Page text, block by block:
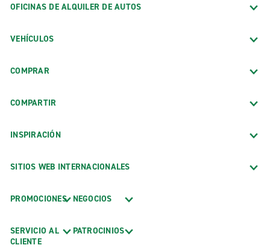
OFICINAS DE ALQUILER DE AUTOS
VEHÍCULOS
COMPRAR
COMPARTIR
INSPIRACIÓN
SITIOS WEB INTERNACIONALES
PROMOCIONES
SERVICIO AL
CLIENTE
NEGOCIOS
PATROCINIOS